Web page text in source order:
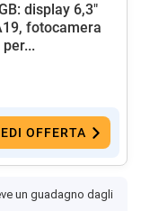
display 6,3"
fotocamera
OFFERTA
un guadagno dagli